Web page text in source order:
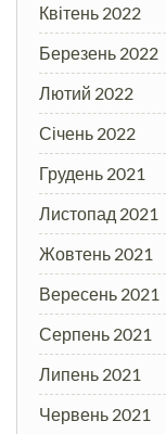
Квітень 2022
Березень 2022
Лютий 2022
Січень 2022
Грудень 2021
Листопад 2021
Жовтень 2021
Вересень 2021
Серпень 2021
Липень 2021
Червень 2021